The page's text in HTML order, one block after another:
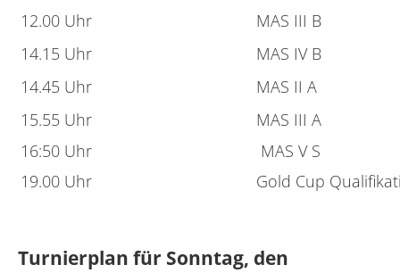
12.00 Uhr
MAS III B
14.15 Uhr
MAS IV B
14.45 Uhr
MAS II A
15.55 Uhr
MAS III A
16:50 Uhr
MAS V S
19.00 Uhr
Gold Cup
Turnierplan für Sonntag, den